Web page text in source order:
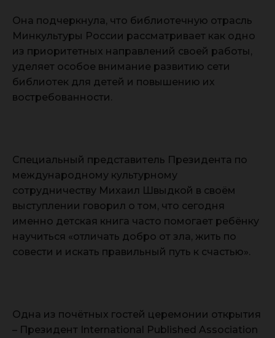
Она подчеркнула, что библиотечную отрасль
Минкультуры России рассматривает как одно
из приоритетных направлений своей работы,
уделяет особое внимание развитию сети
библиотек для детей и повышению их
востребованности.
Специальный представитель Президента по
международному культурному
сотрудничеству Михаил Швыдкой в своём
выступлении говорил о том, что сегодня
именно детская книга часто помогает ребёнку
научиться «отличать добро от зла, жить по
совести и искать правильный путь к счастью».
Одна из почётных гостей церемонии открытия
– Президент International Published Association